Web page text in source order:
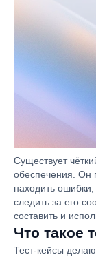
Существует
обеспечения. Он
находить ошибки,
следить за его
составить и
Что такое
Тест-кейсы